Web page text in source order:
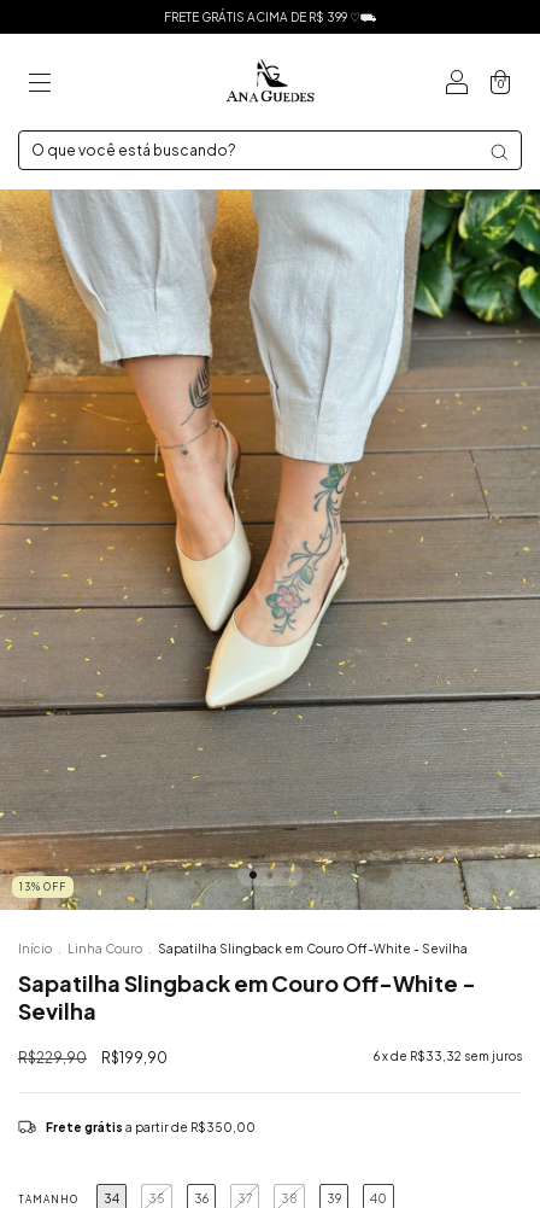
FRETE GRÁTIS ACIMA DE R$ 399 ♡⛟
0
13% OFF
Início Linha Couro Sapatilha Slingback em Couro Off-White - Sevilha
Sapatilha Slingback em Couro Off-White -
Sevilha
R$229,90 R$199,90 6x de R$33,32 sem juros
Frete grátis a partir de R$350,00
TAMANHO 34 35 36 37 38 39 40